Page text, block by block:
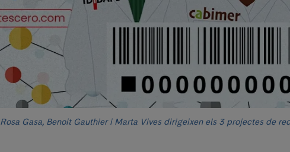
Rosa Gasa, Benoit Gauthier i Marta Vives dirigeixen els 3 projectes de